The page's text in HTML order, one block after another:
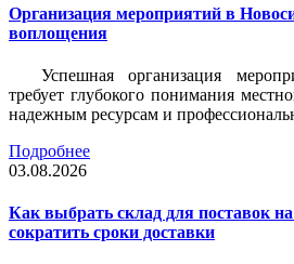
Организация мероприятий в
воплощения
Успешная организация
требует глубокого понимания
надежным ресурсам и
Подробнее
03.08.2026
Как выбрать склад для поставок
сократить сроки доставки